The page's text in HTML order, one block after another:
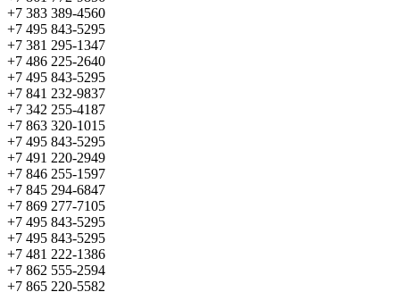
+7 383 389-4560
+7 495 843-5295
+7 381 295-1347
+7 486 225-2640
+7 495 843-5295
+7 841 232-9837
+7 342 255-4187
+7 863 320-1015
+7 495 843-5295
+7 491 220-2949
+7 846 255-1597
+7 845 294-6847
+7 869 277-7105
+7 495 843-5295
+7 495 843-5295
+7 481 222-1386
+7 862 555-2594
+7 865 220-5582